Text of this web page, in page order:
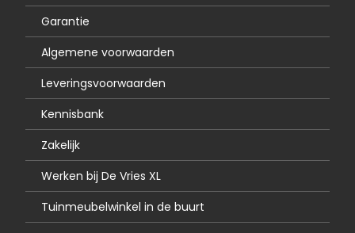
Garantie
Algemene voorwaarden
Leveringsvoorwaarden
Kennisbank
Zakelijk
Werken bij De Vries XL
Tuinmeubelwinkel in de buurt